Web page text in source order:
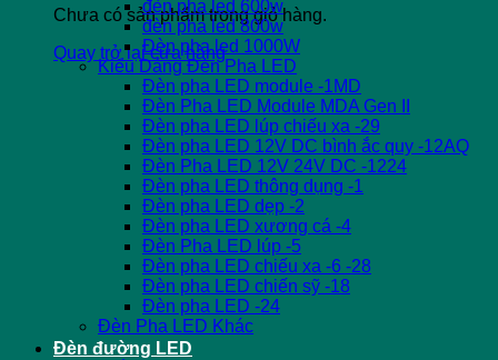
Chưa có sản phẩm trong giỏ hàng.
Quay trở lại cửa hàng
đèn pha led 600w
đèn pha led 800w
Đèn pha led 1000W
Kiểu Dáng Đèn Pha LED
Đèn pha LED module -1MD
Đèn Pha LED Module MDA Gen II
Đèn pha LED lúp chiếu xa -29
Đèn pha LED 12V DC bình ắc quy -12AQ
Đèn Pha LED 12V 24V DC -1224
Đèn pha LED thông dụng -1
Đèn pha LED dẹp -2
Đèn pha LED xương cá -4
Đèn Pha LED lúp -5
Đèn pha LED chiếu xa -6 -28
Đèn pha LED chiến sỹ -18
Đèn pha LED -24
Đèn Pha LED Khác
Đèn đường LED